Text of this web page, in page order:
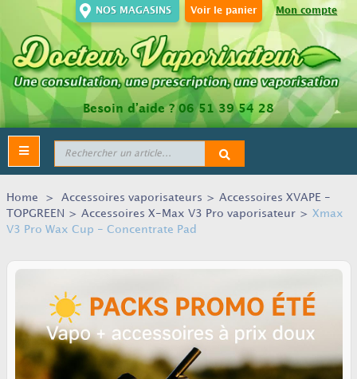
Mon compte
Voir le panier
NOS MAGASINS
Besoin d’aide ?06 51 39 54 28
Toggle
navigation
Home > Accessoires vaporisateurs > Accessoires XVAPE -
TOPGREEN
> Accessoires X-Max V3 Pro vaporisateur > Xmax
V3 Pro Wax Cup - Concentrate Pad